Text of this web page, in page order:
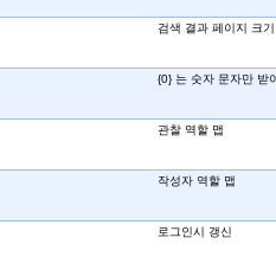
검색 결과 페이지 크기
{0} 는 숫자 문자만 받
관찰 역할 맵
작성자 역할 맵
로그인시 갱신